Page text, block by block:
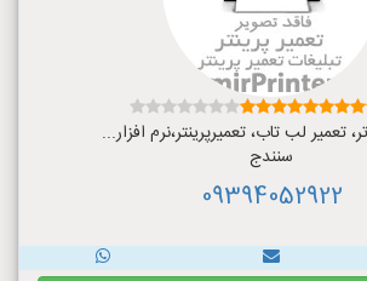
تعمیر لب تاب، تعمیرپرینتر،نرم افزار...
سنندج
09394052922